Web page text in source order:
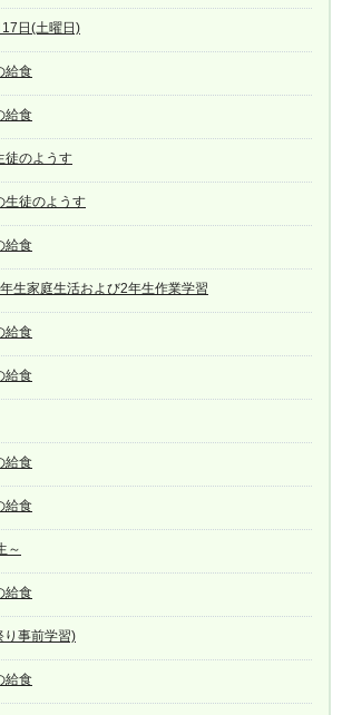
日(土曜日)
給食
給食
徒のようす
生徒のようす
給食
生家庭生活および2年生作業学習
給食
給食
給食
給食
～
給食
り事前学習)
給食